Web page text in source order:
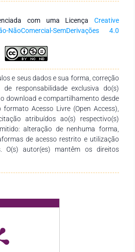
definição de carreiras, salários e
com uma Licença Creative
NãoComercial-SemDerivações 4.0
e seus dados e sua forma, correção
responsabilidade exclusiva do(s)
download e compartilhamento desde
Acesso Livre (Open Access),
atribuídos ao(s) respectivo(s)
alteração de nenhuma forma,
de acesso restrito e utilização
O(s) autor(es) mantêm os direitos